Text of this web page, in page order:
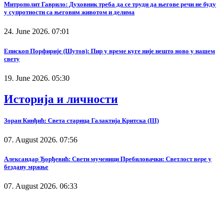
Митрополит Гаврило: Духовник треба да се труди да његове речи не буду
у супротности са његовим животом и делима
24. June 2026. 07:01
Епископ Порфирије (Шутов): Пир у време куге није нешто ново у нашем
свету
19. June 2026. 05:30
Историја и личности
Зоран Кинђић: Света старица Галактија Критска (III)
07. August 2026. 07:56
Александар Ђорђевић: Свети мученици Пребиловачки: Светлост вере у
бездану мржње
07. August 2026. 06:33